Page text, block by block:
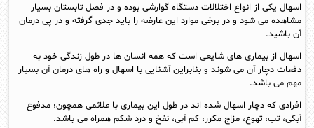
اسهال یکی از انواع اختلالات دستگاه گوارشی بوده و در فصل تابستان بسیار
مشاهده می شود و در برخی موارد این عارضه را باید جدی گرفته و در پی درمان
آن باشید.
اسهال از بیماری های شایعی است که همه انسان ها در طول زندگی خود به
دفعات دچار آن می شوند و بنابراین آشنایی با اسهال و راه های درمان آن بسیار
مهم می باشد.
افرادی که دچار اسهال شده اند در طول این بیماری با علائمی همچون؛ مدفوع
آبکی، تب، تهوع، مزاج مکرر، کم آبی، نفخ و درد شکم همراه می باشد.